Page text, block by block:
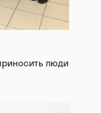
люди